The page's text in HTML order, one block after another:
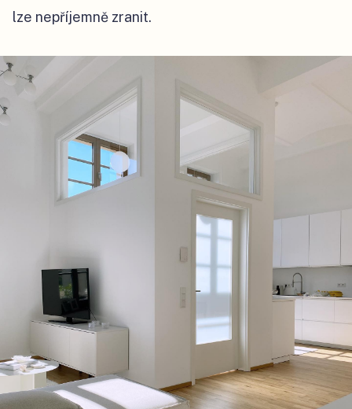
lze nepříjemně zranit.